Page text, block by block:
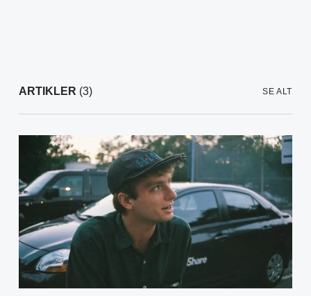
ARTIKLER (3) SE ALT